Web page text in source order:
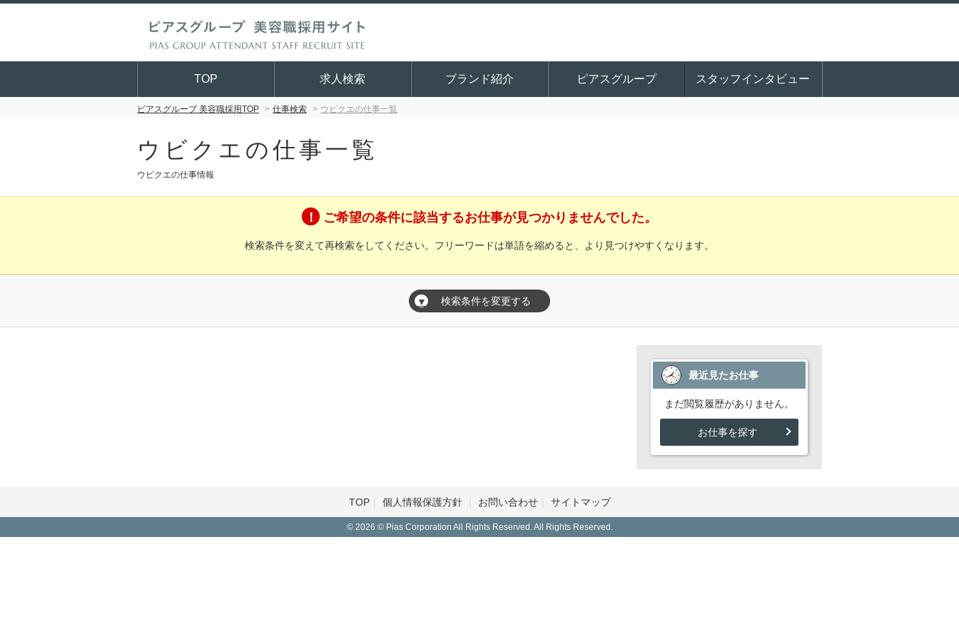
TOP 求人検索 ブランド紹介 ピアスグループ スタッフインタビュー
ピアスグループ 美容職採用TOP 仕事検索 ウビクエの仕事一覧
ウビクエの仕事一覧
ウビクエの仕事情報
ご希望の条件に該当するお仕事が見つかりませんでした。
検索条件を変えて再検索をしてください。フリーワードは単語を縮めると、より見つけやすくなります。
▼ 検索条件を変更する
最近見たお仕事
まだ閲覧履歴がありません。
お仕事を探す
TOP 個人情報保護方針 お問い合わせ サイトマップ
© 2026 © Pias Corporation All Rights Reserved. All Rights Reserved.